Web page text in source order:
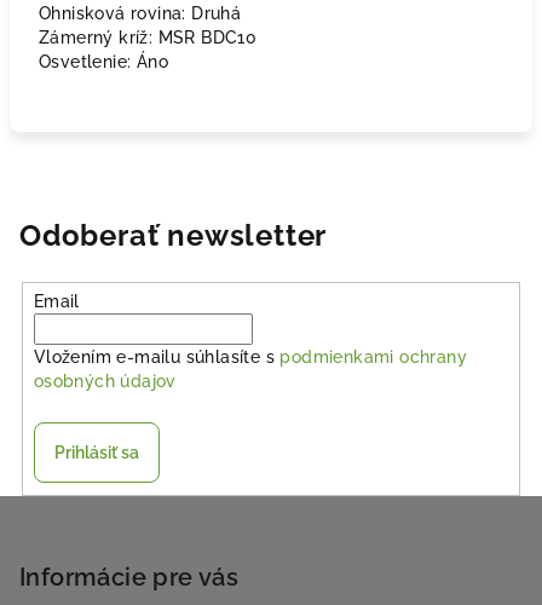
Ohnisková rovina: Druhá
Zámerný kríž: MSR BDC10
Osvetlenie: Áno
Odoberať newsletter
Email
Vložením e-mailu súhlasíte s podmienkami ochrany
osobných údajov
Prihlásiť sa
Informácie pre vás